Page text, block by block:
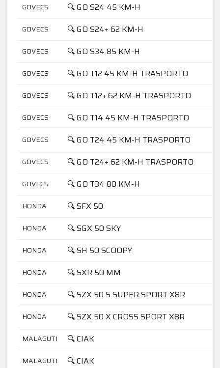
GOVECS 🔍 GO S24 45 KM-H
GOVECS 🔍 GO S24+ 62 KM-H
GOVECS 🔍 GO S34 85 KM-H
GOVECS 🔍 GO T12 45 KM-H TRASPORTO
GOVECS 🔍 GO T12+ 62 KM-H TRASPORTO
GOVECS 🔍 GO T14 45 KM-H TRASPORTO
GOVECS 🔍 GO T24 45 KM-H TRASPORTO
GOVECS 🔍 GO T24+ 62 KM-H TRASPORTO
GOVECS 🔍 GO T34 80 KM-H
HONDA 🔍 SFX 50
HONDA 🔍 SGX 50 SKY
HONDA 🔍 SH 50 SCOOPY
HONDA 🔍 SXR 50 MM
HONDA 🔍 SZX 50 S SUPER SPORT X8R
HONDA 🔍 SZX 50 X CROSS SPORT X8R
MALAGUTI 🔍 CIAK
MALAGUTI 🔍 CIAK